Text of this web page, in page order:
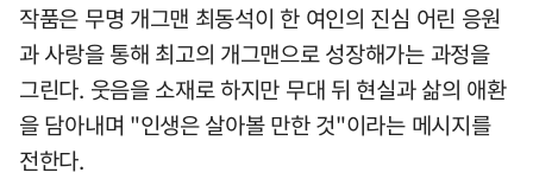
작품은 무명 개그맨 최동석이 한 여인의 진심 어린 응원
과 사랑을 통해 최고의 개그맨으로 성장해가는 과정을
그린다. 웃음을 소재로 하지만 무대 뒤 현실과 삶의 애환
을 담아내며 "인생은 살아볼 만한 것"이라는 메시지를
전한다.